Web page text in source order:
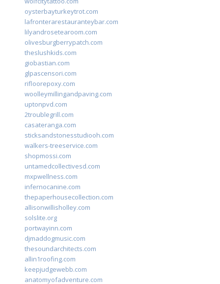
oysterbayturkeytrot.com
lafronterarestauranteybar.com
lilyandrosetearoom.com
olivesburgberrypatch.com
theslushkids.com
giobastian.com
glpascensori.com
rifloorepoxy.com
woolleymillingandpaving.com
uptonpvd.com
2troublegrill.com
casateranga.com
sticksandstonesstudiooh.com
walkers-treeservice.com
shopmossi.com
untamedcollectivesd.com
mxpwellness.com
infernocanine.com
thepaperhousecollection.com
allisonwillisholley.com
solslite.org
portwayinn.com
djmaddogmusic.com
thesoundarchitects.com
allin1roofing.com
keepjudgewebb.com
anatomyofadventure.com